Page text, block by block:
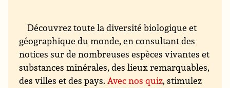
Découvrez toute la diversité biologique et
géographique du monde, en consultant des
notices sur de nombreuses espèces vivantes et
substances minérales, des lieux remarquables,
des villes et des pays.Avec nos quiz, stimulez